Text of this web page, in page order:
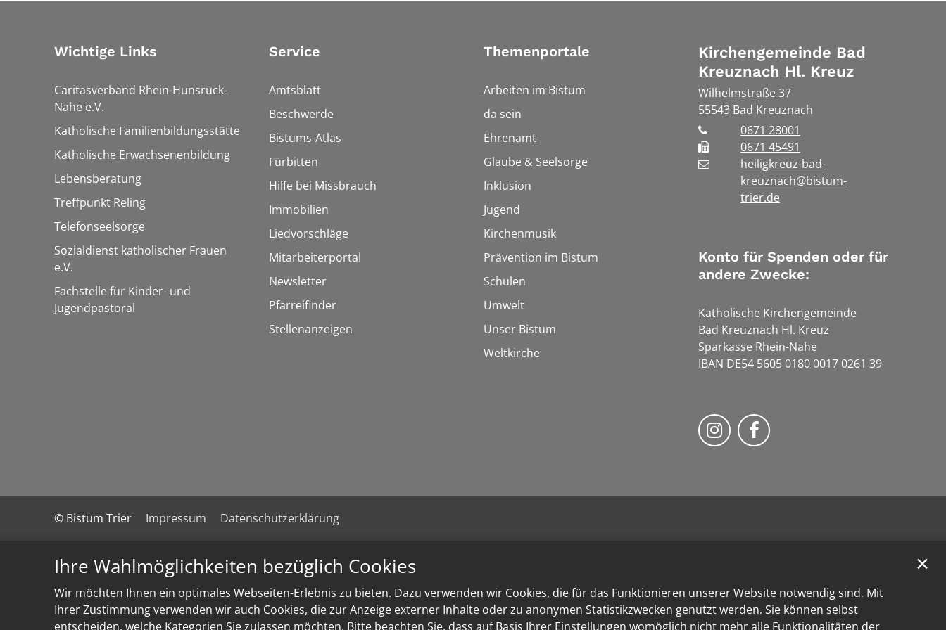
Ihre Wahlmöglichkeiten bezüglich Cookies
Wir möchten Ihnen ein optimales Webseiten-Erlebnis zu bieten. Dazu verwenden wir Cookies, die für das Funktionieren unserer Website notwendig sind. Mit
Ihrer Zustimmung verwenden wir auch Cookies, die zur Anzeige externer Inhalte oder zu anonymen Statistikzwecken genutzt werden. Sie können selbst
entscheiden, welche Kategorien Sie zulassen möchten. Bitte beachten Sie, dass auf Basis Ihrer Einstellungen womöglich nicht mehr alle Funktionalitäten der
✕
Wichtige Links
Caritasverband Rhein-Hunsrück-
Nahe e.V.
Katholische Familienbildungsstätte
Katholische Erwachsenenbildung
Lebensberatung
Treffpunkt Reling
Telefonseelsorge
Sozialdienst katholischer Frauen
e.V.
Fachstelle für Kinder- und
Jugendpastoral
Service
Amtsblatt
Beschwerde
Bistums-Atlas
Fürbitten
Hilfe bei Missbrauch
Immobilien
Liedvorschläge
Mitarbeiterportal
Newsletter
Pfarreifinder
Stellenanzeigen
Themenportale
Arbeiten im Bistum
da sein
Ehrenamt
Glaube & Seelsorge
Inklusion
Jugend
Kirchenmusik
Prävention im Bistum
Schulen
Umwelt
Unser Bistum
Weltkirche
Kirchengemeinde Bad
Kreuznach Hl. Kreuz
Wilhelmstraße 37
55543 Bad Kreuznach
0671 28001
0671 45491
heiligkreuz-bad-
kreuznach@bistum-
trier.de
Konto für Spenden oder für
andere Zwecke:
Katholische Kirchengemeinde
Bad Kreuznach Hl. Kreuz
Sparkasse Rhein-Nahe
IBAN DE54 5605 0180 0017 0261 39
Bistum Trier auf Instragram
Bistum Trier auf Facebook
© Bistum Trier Impressum Datenschutzerklärung